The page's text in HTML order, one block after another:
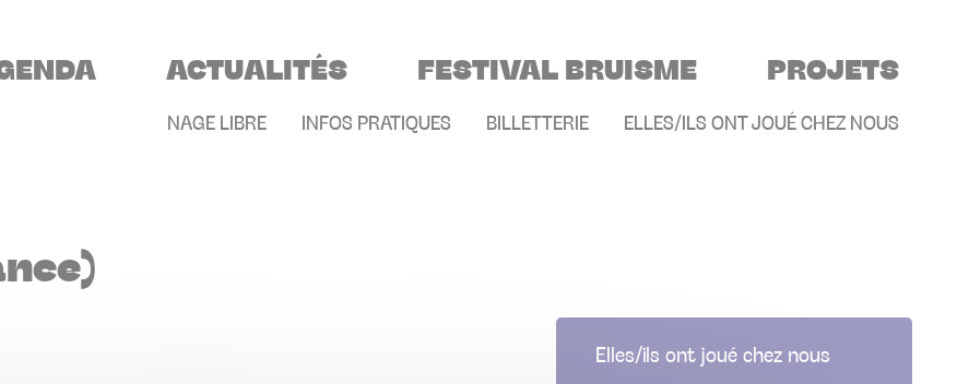
PRINCIPALE
ACTUALITÉS FESTIVAL BRUISME PROJETS
MENU SECONDAIRE
NAGE LIBRE INFOS PRATIQUES BILLETTERIE ELLES/ILS ONT JOUÉ CHEZ NOUS
Elles/ils ont joué chez nous